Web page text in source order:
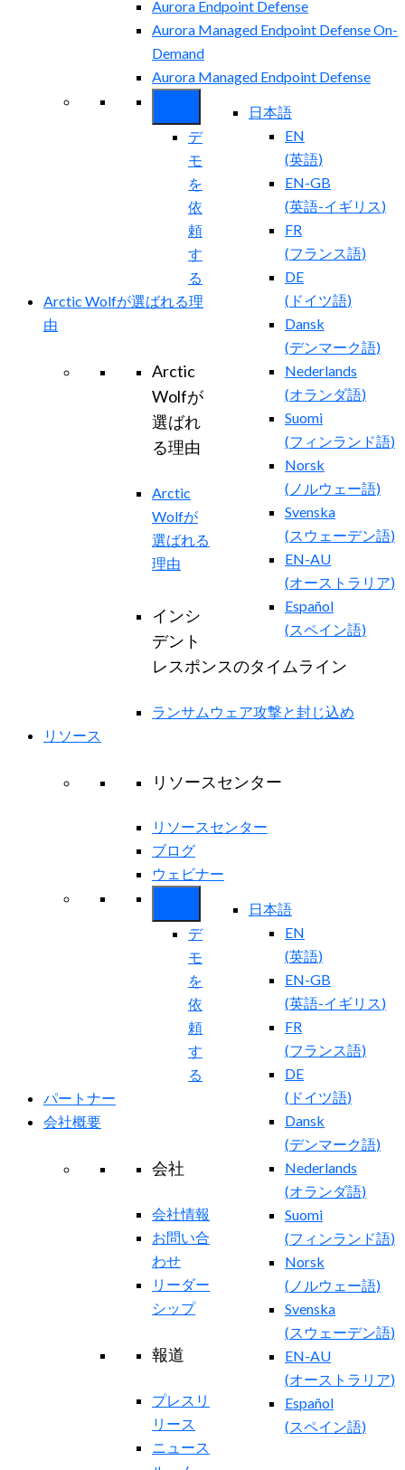
Aurora Endpoint Defense
Aurora Managed Endpoint Defense On-
Demand
Aurora Managed Endpoint Defense
日本語
EN
(英語)
EN-GB
(英語-イギリス )
FR
(フランス語)
DE
( ドイツ語)
Dansk
(デンマーク語)
Nederlands
(オランダ語)
Suomi
(フィンランド語)
Norsk
( ノルウェー語)
Svenska
(スウェーデン語)
EN-AU
(オーストラリア)
Español
(スペイン語)
デ
モ
を
依
頼
す
る
Arctic Wolfが選ばれる理
由
Arctic
Wolfが
選ばれ
る理由
Arctic
Wolfが
選ばれる
理由
インシ
デント
レスポンスのタイムライン
ランサムウェア攻撃と封じ込め
リソース
リソースセンター
リソースセンター
ブログ
ウェビナー
日本語
EN
(英語)
EN-GB
(英語-イギリス)
FR
(フランス語)
DE
( ドイツ語)
Dansk
(デンマーク語)
Nederlands
(オランダ語)
Suomi
(フィンランド語)
Norsk
( ノルウェー語)
Svenska
(スウェーデン語)
EN-AU
(オーストラリア)
Español
(スペイン語)
デ
モ
を
依
頼
す
る
パートナー
会社概要
会社
会社情報
お問い合
わせ
リーダー
シップ
報道
プレスリ
リース
ニュース